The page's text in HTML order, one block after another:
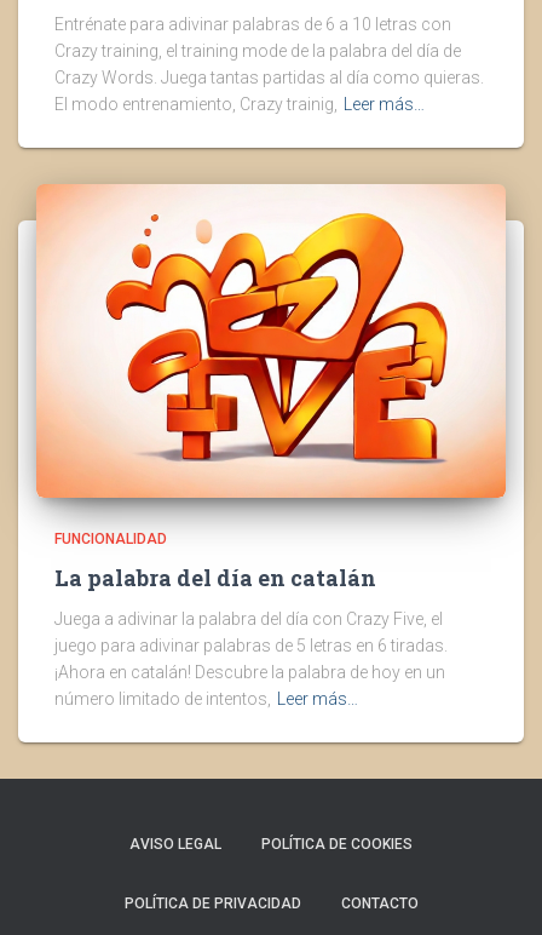
Entrénate para adivinar palabras de 6 a 10 letras con
Crazy training, el training mode de la palabra del día de
Crazy Words. Juega tantas partidas al día como quieras.
El modo entrenamiento, Crazy trainig, Leer más…
FUNCIONALIDAD
La palabra del día en catalán
Juega a adivinar la palabra del día con Crazy Five, el
juego para adivinar palabras de 5 letras en 6 tiradas.
¡Ahora en catalán! Descubre la palabra de hoy en un
número limitado de intentos,
Leer más…
AVISO LEGAL POLÍTICA DE COOKIES
POLÍTICA DE PRIVACIDAD CONTACTO